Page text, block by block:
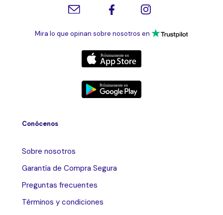
Mira lo que opinan sobre nosotros en
Conócenos
Sobre nosotros
Garantía de Compra Segura
Preguntas frecuentes
Términos y condiciones